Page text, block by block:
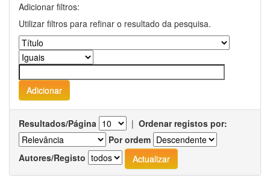
Adicionar filtros:
Utilizar filtros para refinar o resultado da pesquisa.
Resultados/Página | Ordenar registos por:
Por ordem
Autores/Registo